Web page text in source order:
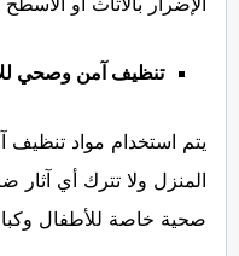
تنظيف آمن وصحي
يتم استخدام مواد تنظيف
المنزل ولا تترك أي آثار
صحية خاصة للأطفال